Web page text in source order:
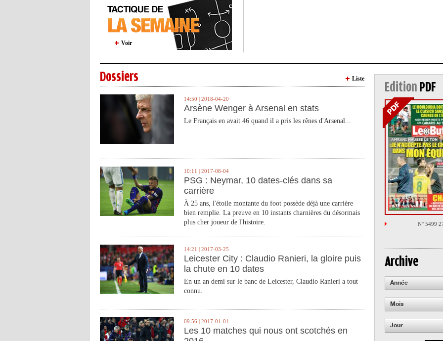
Voir
Dossiers Liste
14:50 | 2018-04-20
Arsène Wenger à Arsenal en stats
Le Français en avait 46 quand il a pris les rênes d'Arsenal...
10:11 | 2017-08-04
PSG : Neymar, 10 dates-clés dans sa
carrière
À 25 ans, l'étoile montante du foot possède déjà une carrière
bien remplie. La preuve en 10 instants charnières du désormais
plus cher joueur de l'histoire.
14:21 | 2017-03-25
Leicester City : Claudio Ranieri, la gloire puis
la chute en 10 dates
En un an demi sur le banc de Leicester, Claudio Ranieri a tout
connu.
09:56 | 2017-01-01
Les 10 matches qui nous ont scotchés en
Edition PDF
N° 5499
Archive
Année
Mois
Jour